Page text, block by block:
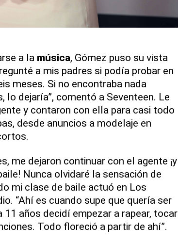
a la música, Gómez puso su vista
a mis padres si podía probar en
meses. Si no encontraba nada
lo dejaría”, comentó a Seventeen. Le
y contaron con ella para casi todo
desde anuncios a modelaje en
me dejaron continuar con el agente ¡y
Nunca olvidaré la sensación de
mi clase de baile actuó en Los
“Ahí es cuando supe que quería ser
años decidí empezar a rapear, tocar
Todo floreció a partir de ahí”.